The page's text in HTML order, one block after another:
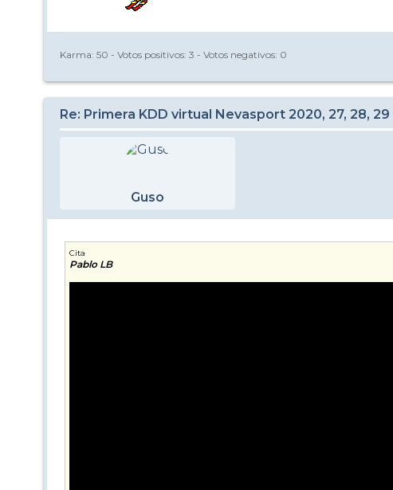
Karma: 50 - Votos positivos: 3 - Votos negativos: 0
Re: Primera KDD virtual Nevasport 2020, 27, 28,
Guso
Cita
Pablo LB